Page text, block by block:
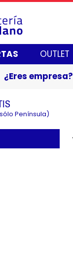
OUTLET
¿Eres empresa?
Península)